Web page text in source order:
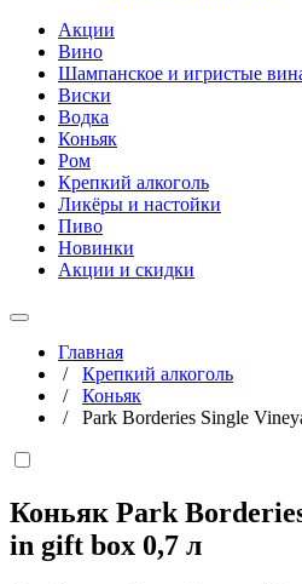
Акции
Вино
Шампанское и игристые
Виски
Водка
Коньяк
Ром
Крепкий алкоголь
Ликёры и настойки
Пиво
Новинки
Акции и скидки
Главная
/ Крепкий алкоголь
/ Коньяк
/ Park Borderies Single
Коньяк Park
in gift box 0,7 л